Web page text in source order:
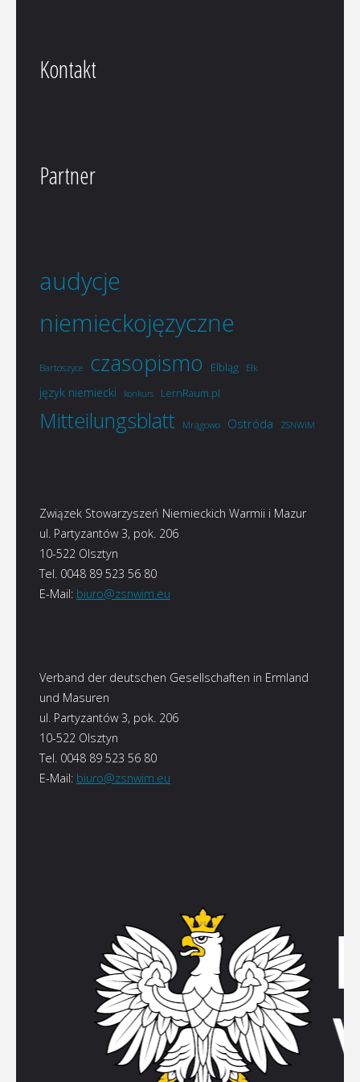
Kontakt
Partner
audycje
niemieckojęzyczne
Bartoszyce czasopismo Elbląg Ełk
język niemiecki konkurs LernRaum.pl
Mitteilungsblatt Mrągowo Ostróda ZSNWiM
Związek Stowarzyszeń Niemieckich Warmii i Mazur
ul. Partyzantów 3, pok. 206
10-522 Olsztyn
Tel. 0048 89 523 56 80
E-Mail: biuro@zsnwim.eu
Verband der deutschen Gesellschaften in Ermland
und Masuren
ul. Partyzantów 3, pok. 206
10-522 Olsztyn
Tel. 0048 89 523 56 80
E-Mail: biuro@zsnwim.eu